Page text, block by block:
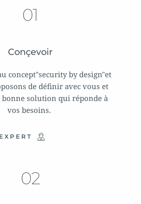
01
Conçevoir
concept"security by design"et
de définir avec vous et
bonne solution qui réponde à
vos besoins.
02